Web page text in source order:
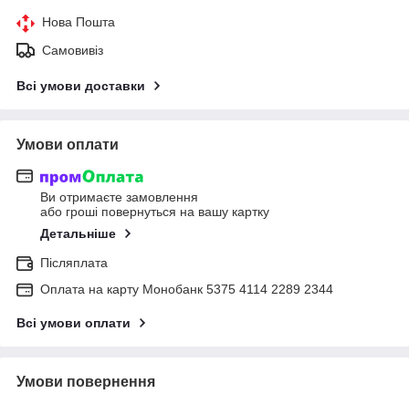
Нова Пошта
Самовивіз
Всі умови доставки
Умови оплати
Ви отримаєте замовлення
або гроші повернуться на вашу картку
Детальніше
Післяплата
Оплата на карту Монобанк 5375 4114 2289 2344
Всі умови оплати
Умови повернення